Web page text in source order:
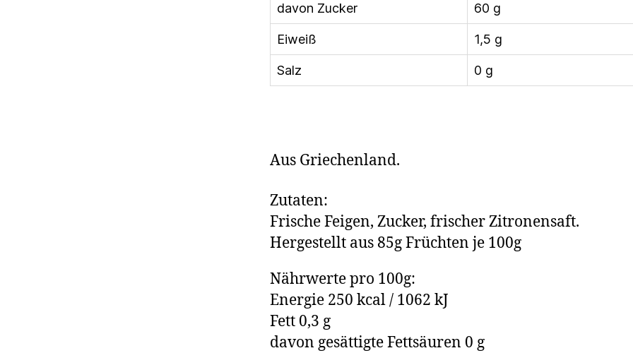
davon Zucker 60 g
Eiweiß 1,5 g
Salz 0 g
Aus Griechenland.
Zutaten:
Frische Feigen, Zucker, frischer Zitronensaft.
Hergestellt aus 85g Früchten je 100g
Nährwerte pro 100g:
Energie 250 kcal / 1062 kJ
Fett 0,3 g
davon gesättigte Fettsäuren 0 g